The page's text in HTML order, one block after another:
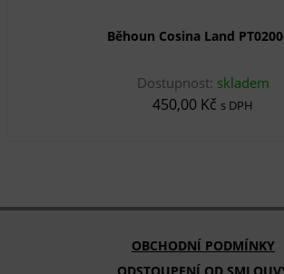
Běhoun Cosina Land
Dostupnost: skladem
450,00 Kč s DPH
OBCHODNÍ PODMÍNKY